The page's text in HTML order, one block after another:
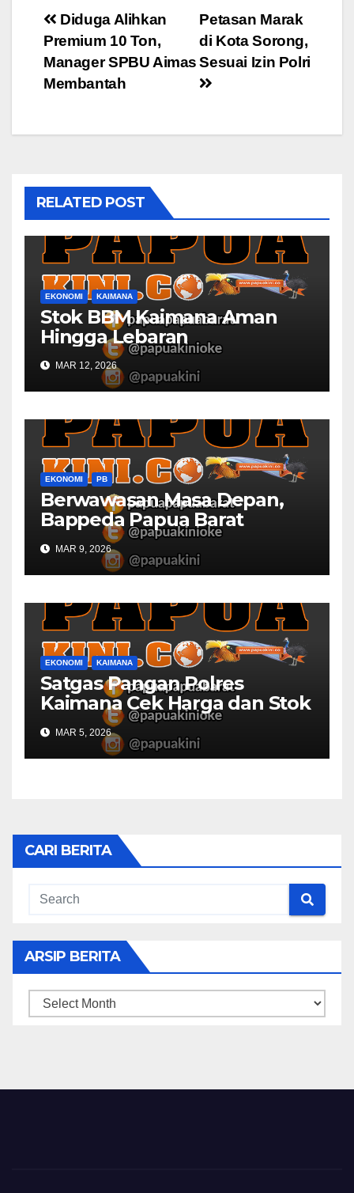
Post
navigation
Petasan Marak
di Kota Sorong,
Sesuai Izin Polri
Diduga Alihkan
Premium 10 Ton,
Manager SPBU Aimas
Membantah
RELATED POST
EKONOMI KAIMANA
Stok BBM Kaimana Aman
Hingga Lebaran
MAR 12, 2026
EKONOMI PB
Berwawasan Masa Depan,
Bappeda Papua Barat
Konsultasi Publik RKPD 2027
MAR 9, 2026
EKONOMI KAIMANA
Satgas Pangan Polres
Kaimana Cek Harga dan Stok
Bapok di Pasar
MAR 5, 2026
CARI BERITA
ARSIP BERITA
ARSIP